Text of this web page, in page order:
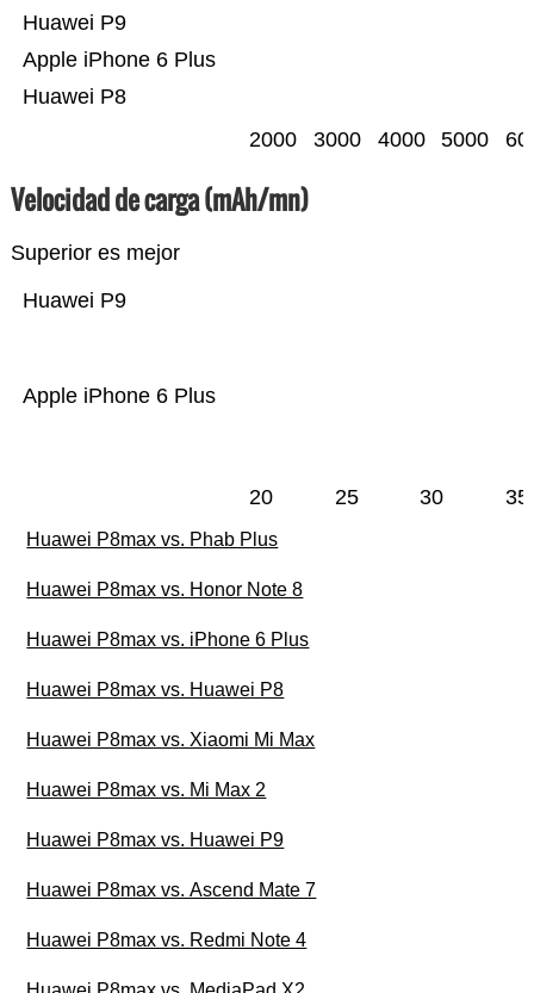
Huawei P8
Apple iPhone 6 Plus
Huawei P9
2000 3000 4000 5000
Velocidad de carga (mAh/mn)
Superior es mejor
Apple iPhone 6 Plus
Huawei P9
20 25 30 35
Huawei P8max vs. Phab Plus
Huawei P8max vs. Honor Note 8
Huawei P8max vs. iPhone 6 Plus
Huawei P8max vs. Huawei P8
Huawei P8max vs. Xiaomi Mi Max
Huawei P8max vs. Mi Max 2
Huawei P8max vs. Huawei P9
Huawei P8max vs. Ascend Mate 7
Huawei P8max vs. Redmi Note 4